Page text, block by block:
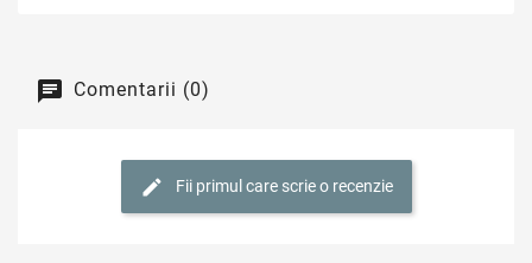
Comentarii (0)
Fii primul care scrie o recenzie